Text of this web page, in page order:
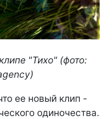
"Тихо" (фото:
ее новый клип -
одиночества.